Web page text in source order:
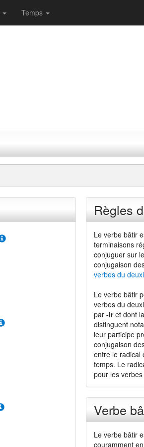
Temps
Règles
Le verbe bâtir
terminaisons
conjuguer sur
conjugaison
verbes du
Le verbe bâtir
verbes du
par -iret dont
distinguent
leur participe
conjugaison
entre le radical
temps. Le
pour les verbes
Verbe
Le verbe bâtir
couramment